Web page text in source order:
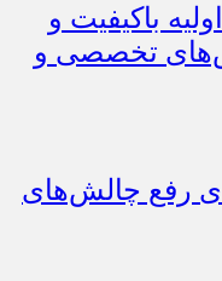
باکیفیت و
تخصصی و
رفع چالش‌های